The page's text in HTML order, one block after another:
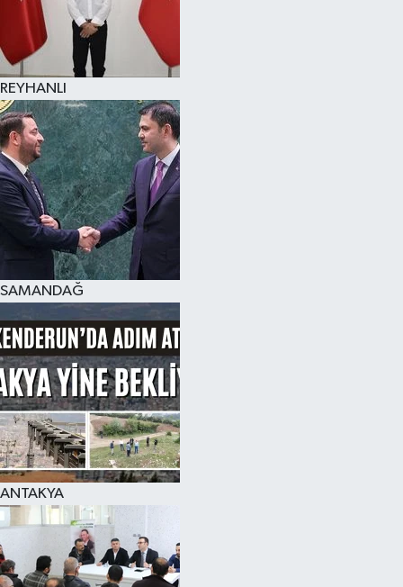
REYHANLI
SAMANDAĞ
ANTAKYA